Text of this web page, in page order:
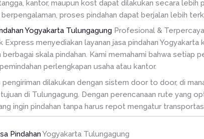
kantor, maupun kost dapat dilakukan secara
proses pindahan dapat berjalan lebih
Yogyakarta Tulungagung Profesional & Terpercaya
Express menyediakan layanan jasa pindahan
berbagai skala pindahan. Kami memahami bahwa setiap
perlengkapan usaha atau kantor.
dilakukan dengan sistem door to door, di
di Tulungagung. Dengan perencanaan rute yang
ingin pindahan tanpa harus repot mengatur
Pindahan Yogyakarta Tulungagung